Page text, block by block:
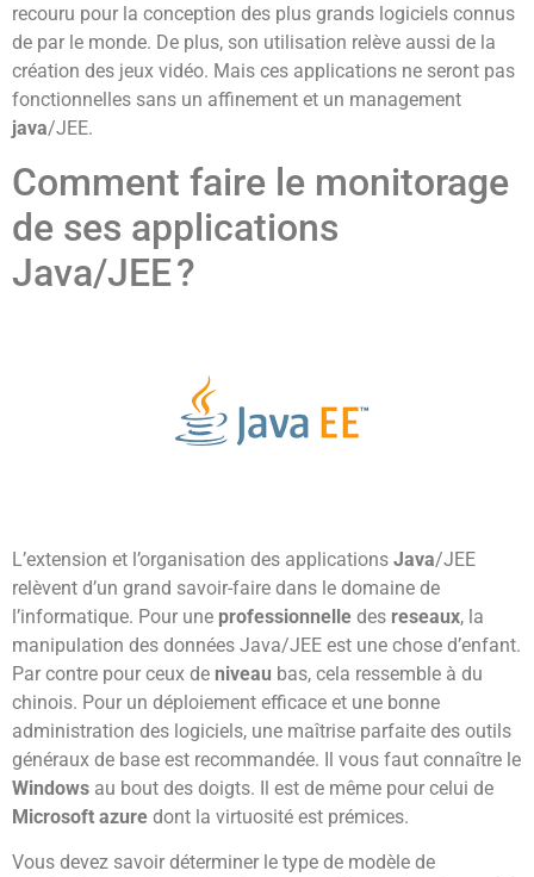
recouru pour la conception des plus grands logiciels connus
de par le monde. De plus, son utilisation relève aussi de la
création des jeux vidéo. Mais ces applications ne seront pas
fonctionnelles sans un affinement et un management
java/JEE.
Comment faire le monitorage
de ses applications
Java/JEE ?
L’extension et l’organisation des applications Java/JEE
relèvent d’un grand savoir-faire dans le domaine de
l’informatique. Pour une professionnelle des reseaux, la
manipulation des données Java/JEE est une chose d’enfant.
Par contre pour ceux de niveau bas, cela ressemble à du
chinois. Pour un déploiement efficace et une bonne
administration des logiciels, une maîtrise parfaite des outils
généraux de base est recommandée. Il vous faut connaître le
Windows au bout des doigts. Il est de même pour celui de
Microsoft azure dont la virtuosité est prémices.
Vous devez savoir déterminer le type de modèle de